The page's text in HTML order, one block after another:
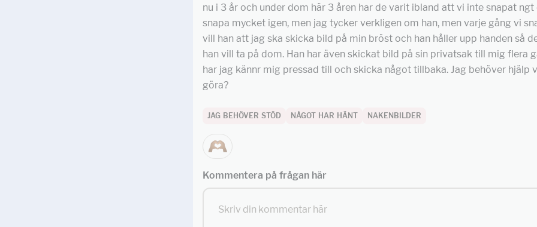
nu i 3 år och under dom här 3 åren har de varit ibland att vi inte snapat
snapa mycket igen, men jag tycker verkligen om han, men varje gång vi
vill han att jag ska skicka bild på min bröst och han håller upp handen så
han vill ta på dom. Han har även skickat bild på sin privatsak till mig flera
har jag kännr mig pressad till och skicka något tillbaka. Jag behöver hjälp
göra?
JAG BEHÖVER STÖD NÅGOT HAR HÄNT NAKENBILDER
Kommentera på frågan här